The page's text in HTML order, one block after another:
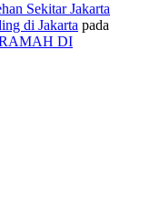
Sekitar Jakarta
di Jakarta pada
DI